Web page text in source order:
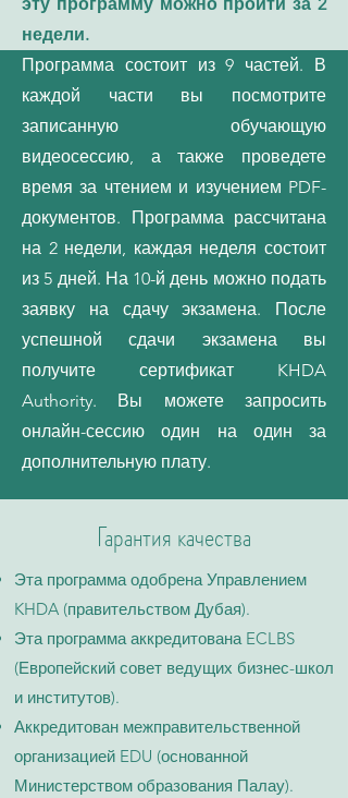
эту программу можно пройти за 2
недели.
Программа состоит из 9 частей. В
каждой части вы посмотрите
записанную обучающую
видеосессию, а также проведете
время за чтением и изучением PDF-
документов. Программа рассчитана
на 2 недели, каждая неделя состоит
из 5 дней. На 10-й день можно подать
заявку на сдачу экзамена. После
успешной сдачи экзамена вы
получите сертификат KHDA
Authority. Вы можете запросить
онлайн-сессию один на один за
дополнительную плату.
Гарантия качества
Эта программа одобрена Управлением
KHDA (правительством Дубая).
Эта программа аккредитована ECLBS
(Европейский совет ведущих бизнес-школ
и институтов).
Аккредитован межправительственной
организацией EDU (основанной
Министерством образования Палау).